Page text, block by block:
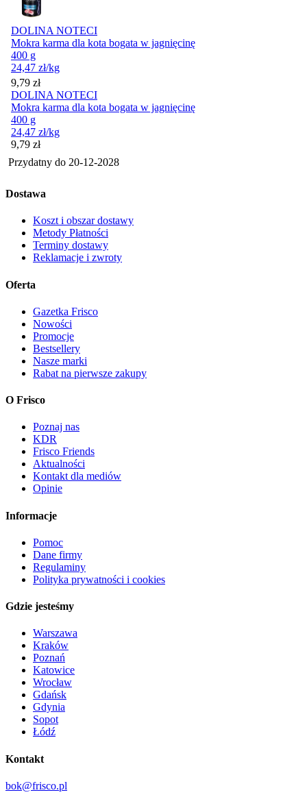
DOLINA NOTECI
Mokra karma dla kota bogata w jagnięcinę
400 g
24,47 zł/kg
Cena
9,79 zł
DOLINA NOTECI
Mokra karma dla kota bogata w jagnięcinę
400 g
24,47 zł/kg
Cena
9,79 zł
Przydatny do 20-12-2028
Dostawa
Koszt i obszar dostawy
Metody Płatności
Terminy dostawy
Reklamacje i zwroty
Oferta
Gazetka Frisco
Nowości
Promocje
Bestsellery
Nasze marki
Rabat na pierwsze zakupy
O Frisco
Poznaj nas
KDR
Frisco Friends
Aktualności
Kontakt dla mediów
Opinie
Informacje
Pomoc
Dane firmy
Regulaminy
Polityka prywatności i cookies
Gdzie jesteśmy
Warszawa
Kraków
Poznań
Katowice
Wrocław
Gdańsk
Gdynia
Sopot
Łódź
Kontakt
bok@frisco.pl